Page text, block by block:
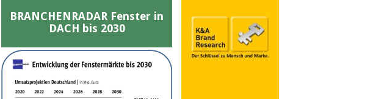
BRANCHENRADAR Fenster in
DACH bis 2030